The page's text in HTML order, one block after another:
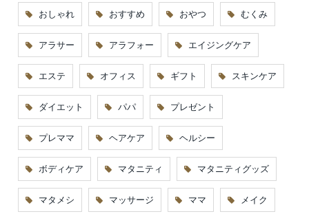
おしゃれ おすすめ おやつ むくみ
アラサー アラフォー エイジングケア
エステ オフィス ギフト スキンケア
ダイエット パパ プレゼント
プレママ ヘアケア ヘルシー
ボディケア マタニティ マタニティグッズ
マタメシ マッサージ ママ メイク